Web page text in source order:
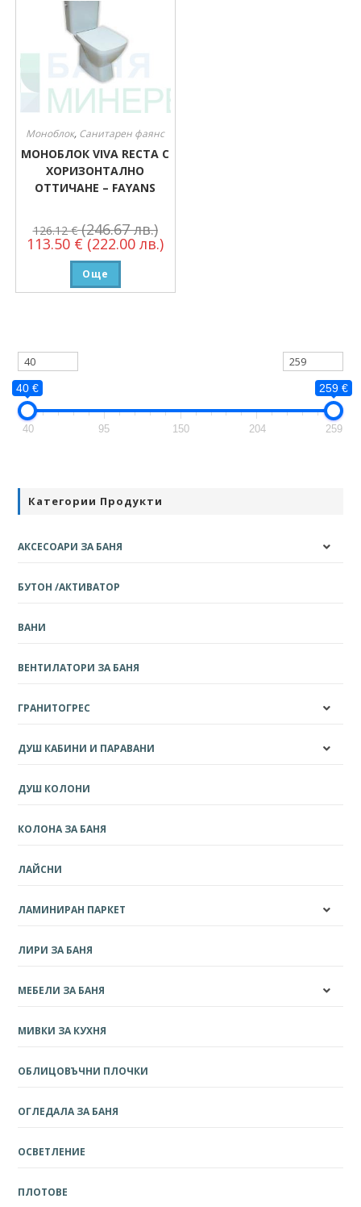
Моноблок, Санитарен фаянс
МОНОБЛОК VIVA RECTA С
ХОРИЗОНТАЛНО
ОТТИЧАНЕ – FAYANS
126.12€ (246.67 лв.)
113.50 € (222.00 лв.)
Още
40 € 259 €
40 95 150 204 259
Категории Продукти
АКСЕСОАРИ ЗА БАНЯ
БУТОН /АКТИВАТОР
ВАНИ
ВЕНТИЛАТОРИ ЗА БАНЯ
ГРАНИТОГРЕС
ДУШ КАБИНИ И ПАРАВАНИ
ДУШ КОЛОНИ
КОЛОНА ЗА БАНЯ
ЛАЙСНИ
ЛАМИНИРАН ПАРКЕТ
ЛИРИ ЗА БАНЯ
МЕБЕЛИ ЗА БАНЯ
МИВКИ ЗА КУХНЯ
ОБЛИЦОВЪЧНИ ПЛОЧКИ
ОГЛЕДАЛА ЗА БАНЯ
ОСВЕТЛЕНИЕ
ПЛОТОВЕ